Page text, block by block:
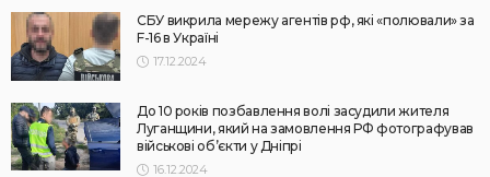
СБУ викрила мережу агентів рф, які «полювали» за
F-16 в Україні
17.12.2024
До 10 років позбавлення волі засудили жителя
Луганщини, який на замовлення РФ фотографував
військові об’єкти у Дніпрі
16.12.2024